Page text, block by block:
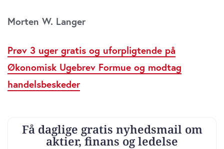
Morten W. Langer
Prøv 3 uger gratis og uforpligtende på
Økonomisk Ugebrev Formue og modtag
handelsbeskeder